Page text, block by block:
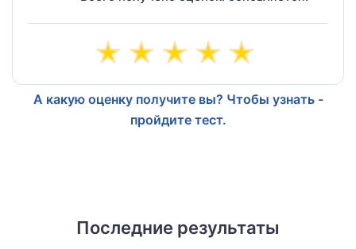
А какую оценку получите вы? Чтобы узнать -
пройдите тест.
Последние результаты